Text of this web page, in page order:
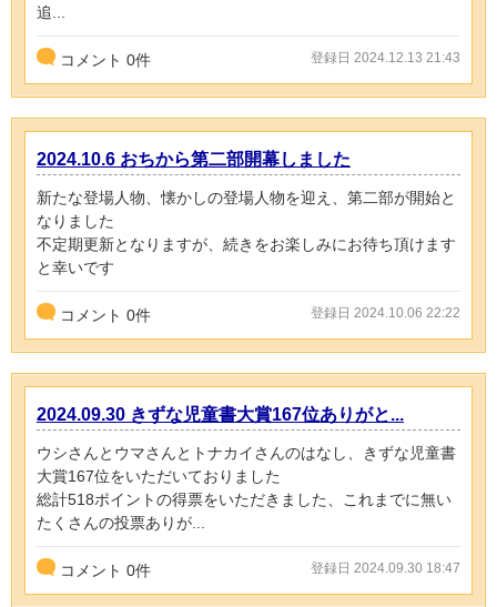
追...
コメント 0件 登録日 2024.12.13 21:43
2024.10.6 おちから第二部開幕しました
新たな登場人物、懐かしの登場人物を迎え、第二部が開始と
なりました
不定期更新となりますが、続きをお楽しみにお待ち頂けます
と幸いです
コメント 0件 登録日 2024.10.06 22:22
2024.09.30 きずな児童書大賞167位ありがと...
ウシさんとウマさんとトナカイさんのはなし、きずな児童書
大賞167位をいただいておりました
総計518ポイントの得票をいただきました、これまでに無い
たくさんの投票ありが...
コメント 0件 登録日 2024.09.30 18:47